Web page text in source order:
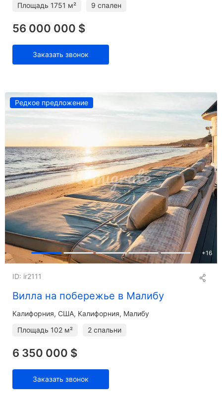
Площадь 1751 м² 9 спален
56 000 000 $
Заказать звонок
Редкое предложение
+16
Вилла на побережье в Малибу
ID: ir2111
Калифорния США, Калифорния, Малибу
Площадь 102 м² 2 спальни
6 350 000 $
Заказать звонок